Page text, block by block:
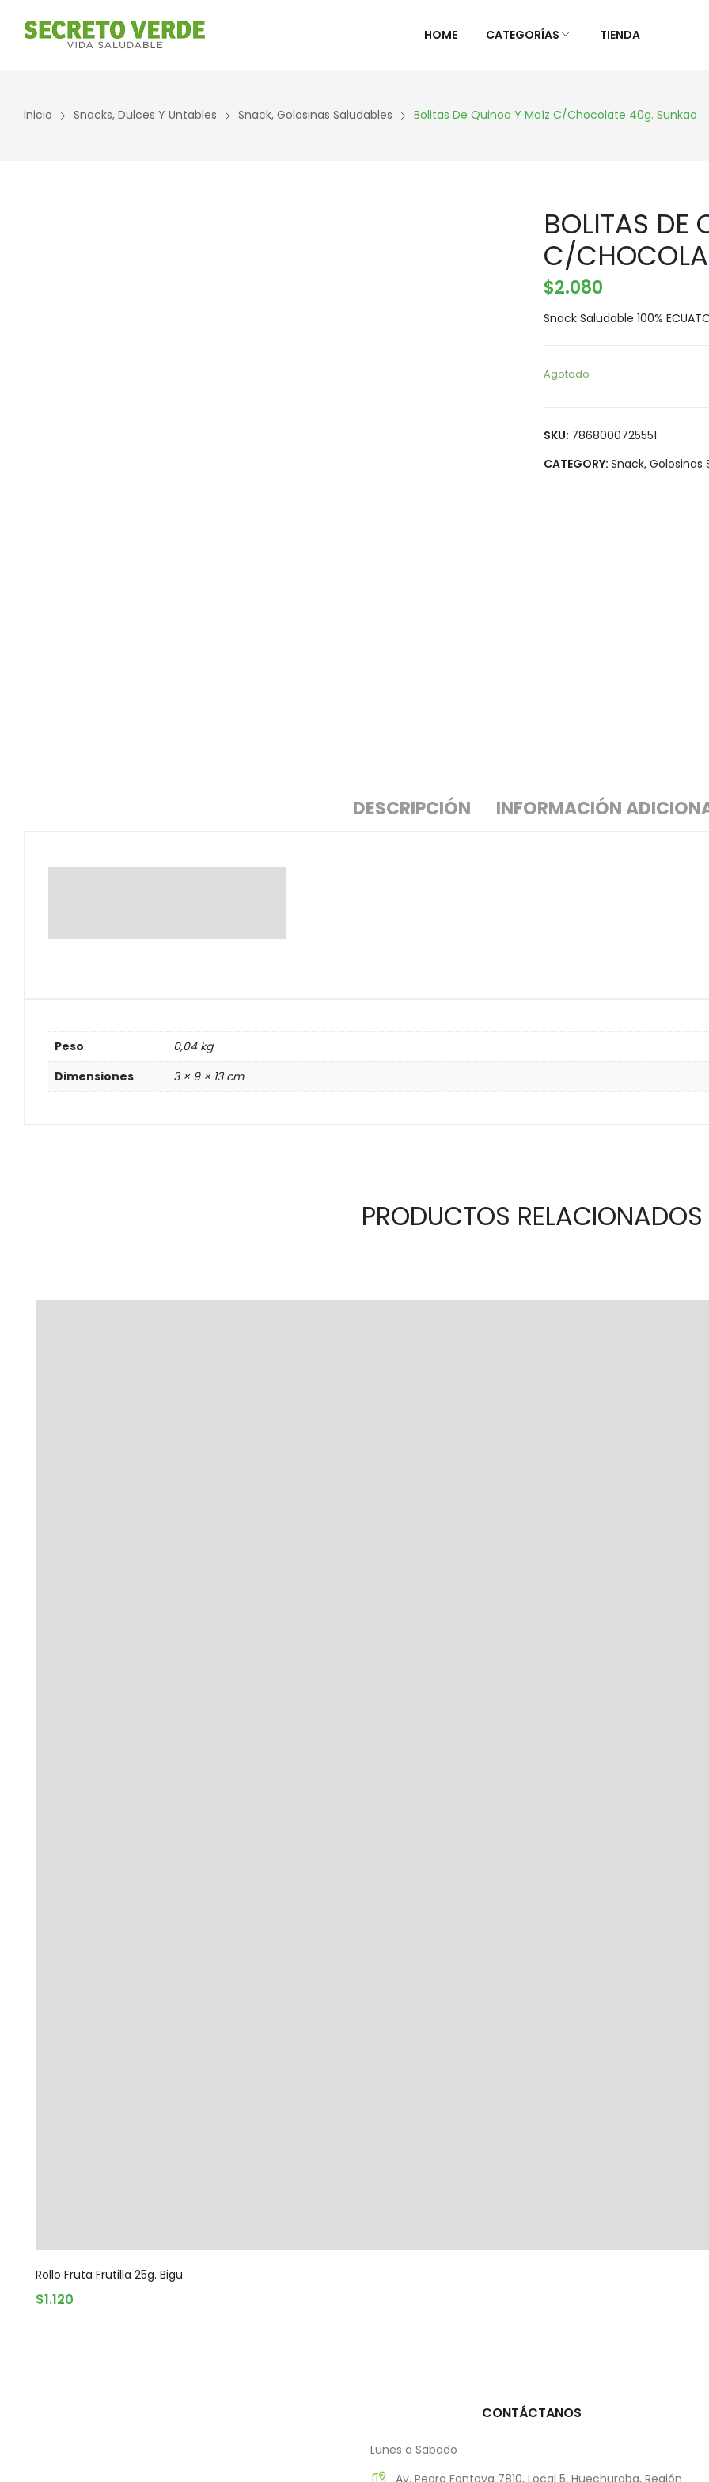
HOME CATEGORÍAS
ALIMENTOS NATURALES &
Aliños/Condimentos
Granos y Cereal
DIETAS
KETO
Orgánico
Súper
TIENDA
Inicio Snacks, Dulces Y Untables Snack, Golosinas Saludables Bolitas De Quinoa Y Maíz C/Chocolate 40g. Sunkao
BOLITAS DE
C/
$2.080
Snack Saludable 100%
Agotado
SKU: 7868000725551
CATEGORY: Snack, Golosinas
DESCRIPCIÓN INFORMACIÓN
Peso
0,04 kg
Dimensiones
3 × 9 × 13 cm
PRODUCTOS RELACIONADOS
Rollo Fruta Frutilla 25g. Bigu
$1.120
AGREGAR AL CARRITO
CONTÁCTANOS
Lunes a Sabado
Av. Pedro Fontova 7810, Local 5, Huechuraba, Región